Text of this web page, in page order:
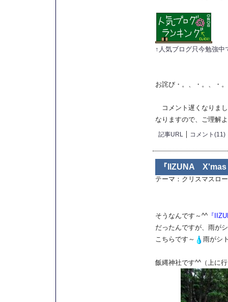
↑人気ブログ只今勉強中
お詫び ・。、・。、・
コメント遅くなりま
なりますので、ご理解
記事URL コメント(11)
『IIZUNA
テーマ： クリスマスロ
そうなんです～^^ 『
だったんですが、雨が
こちらです～
雨がシ
飯縄神社です^^（上に